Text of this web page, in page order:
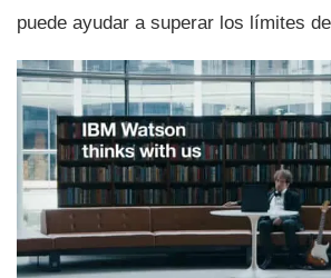
puede ayudar a superar los lí­mites